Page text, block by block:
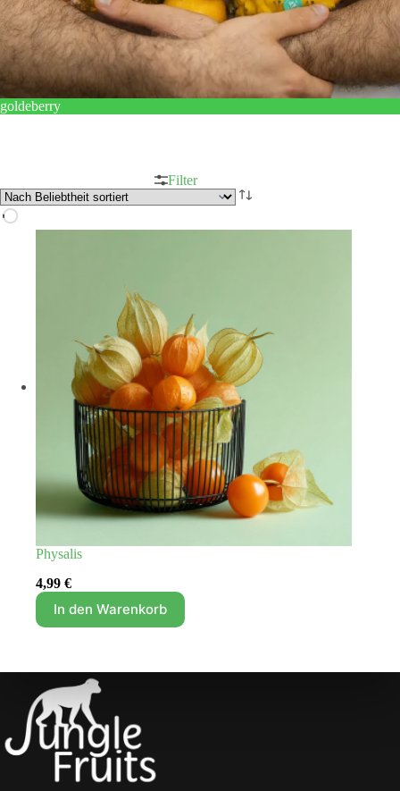
goldeberry
Filter
Physalis
4,99 €
In den Warenkorb